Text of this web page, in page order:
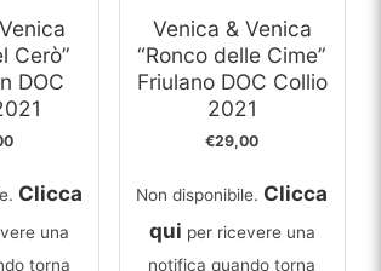
Cerò”
DOC
Clicca
una
torna
Venica & Venica
“Ronco delle Cime”
Friulano DOC Collio
2021
€29,00
Non disponibile. Clicca
qui per ricevere una
notifica quando torna